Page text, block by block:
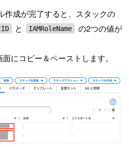
作成が完了すると、スタックの
と IAMRoleName
の2つの値が
にコピー＆ペーストします。